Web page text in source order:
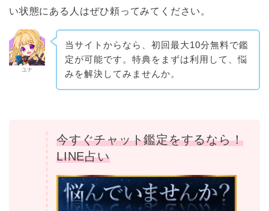
い状態にある人はぜひ頼ってみてください。
ユナ
当サイトからなら、初回最大10分無料で鑑
定が可能です。特典をまずは利用して、悩
みを解決してみませんか。
今すぐチャット鑑定をするなら！
LINE占い